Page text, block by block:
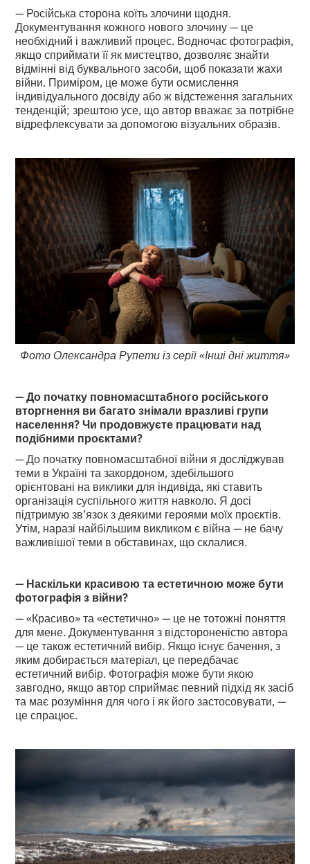
— Російська сторона коїть злочини щодня.
Документування кожного нового злочину — це
необхідний і важливий процес. Водночас фотографія,
якщо сприймати її як мистецтво, дозволяє знайти
відмінні від буквального засоби, щоб показати жахи
війни. Приміром, це може бути осмислення
індивідуального досвіду або ж відстеження загальних
тенденцій; зрештою усе, що автор вважає за потрібне
відрефлексувати за допомогою візуальних образів.
Фото Олександра Рупети із серії «Інші дні життя»
— До початку повномасштабного російського
вторгнення ви багато знімали вразливі групи
населення? Чи продовжуєте працювати над
подібними проєктами?
— До початку повномасштабної війни я досліджував
теми в Україні та закордоном, здебільшого
орієнтовані на виклики для індивіда, які ставить
організація суспільного життя навколо. Я досі
підтримую зв’язок з деякими героями моїх проєктів.
Утім, наразі найбільшим викликом є війна — не бачу
важливішої теми в обставинах, що склалися.
— Наскільки красивою та естетичною може бути
фотографія з війни?
— «Красиво» та «естетично» — це не тотожні поняття
для мене. Документування з відстороненістю автора
— це також естетичний вибір. Якщо існує бачення, з
яким добирається матеріал, це передбачає
естетичний вибір. Фотографія може бути якою
завгодно, якщо автор сприймає певний підхід як засіб
та має розуміння для чого і як його застосовувати, —
це спрацює.